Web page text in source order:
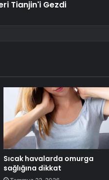
Tianjin'i Gezdi
Sıcak havalarda omurga
sağlığına dikkat